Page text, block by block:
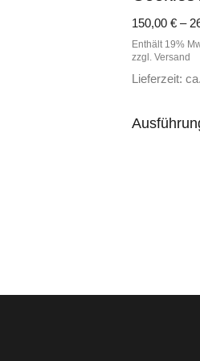
150,00 € –
Enthält 19%
zzgl. Versand
Lieferzeit: